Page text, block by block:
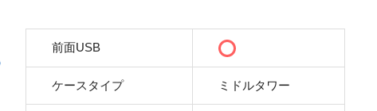
前面USB
ケースタイプ ミドルタワー